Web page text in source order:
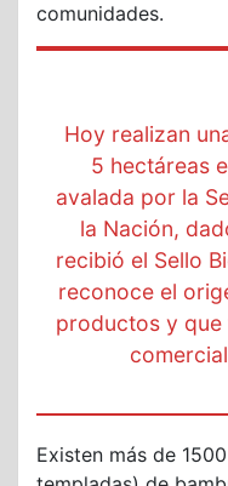
comunidades.
Hoy realizan
5 hectáreas
avalada por la
la Nación,
recibió el Sello
reconoce el
productos y
Existen más de